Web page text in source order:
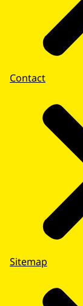
Contact
Sitemap